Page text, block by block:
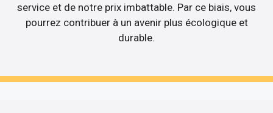
service et de notre prix imbattable. Par ce biais, vous
pourrez contribuer à un avenir plus écologique et
durable.